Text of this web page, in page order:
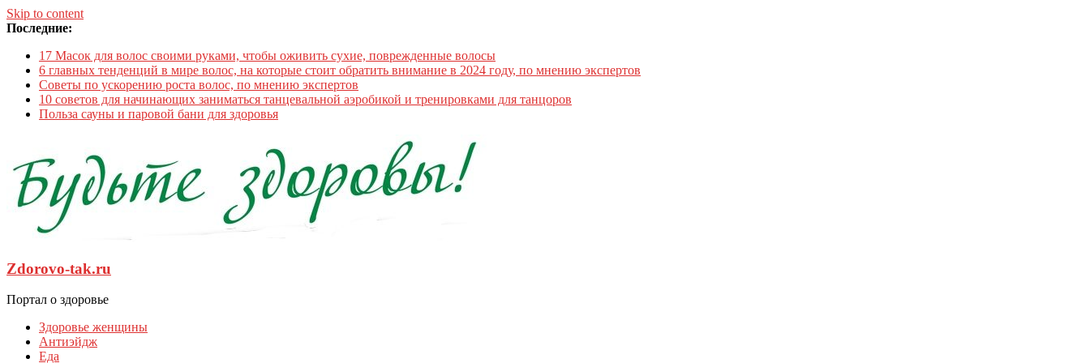
Skip to content
Последние:
17 Масок для волос своими руками, чтобы оживить сухие, поврежденные волосы
6 главных тенденций в мире волос, на которые стоит обратить внимание в 2024 году, по мнению экспертов
Советы по ускорению роста волос, по мнению экспертов
10 советов для начинающих заниматься танцевальной аэробикой и тренировками для танцоров
Польза сауны и паровой бани для здоровья
Zdorovo-tak.ru
Портал о здоровье
Здоровье женщины
Антиэйдж
Еда